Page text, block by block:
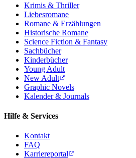
Krimis & Thriller
Liebesromane
Romane & Erzählungen
Historische Romane
Science Fiction & Fantasy
Sachbücher
Kinderbücher
Young Adult
New Adult
Graphic Novels
Kalender & Journals
Hilfe & Services
Kontakt
FAQ
Karriereportal